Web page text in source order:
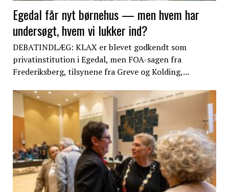
Egedal får nyt børnehus — men hvem har
undersøgt, hvem vi lukker ind?
DEBATINDLÆG: KLAX er blevet godkendt som
privatinstitution i Egedal, men FOA-sagen fra
Frederiksberg, tilsynene fra Greve og Kolding,...